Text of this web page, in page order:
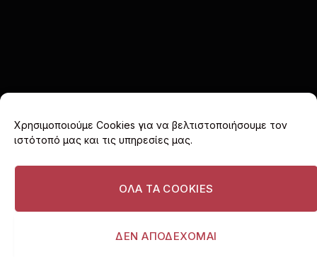
Χρησιμοποιούμε Cookies για να βελτιστοποιήσουμε τον
ιστότοπό μας και τις υπηρεσίες μας.
ΟΛΑ ΤΑ COOKIES
ΔΕΝ ΑΠΟΔΕΧΟΜΑΙ
(Twitter)
COOKIE POLICY (EU)
ΠΟΛΙΤΙΚΗ ΑΠΟΡΡΗΤΟΥ
ΔΙΑΦΗΜΙΣΤΕΙΤΕ